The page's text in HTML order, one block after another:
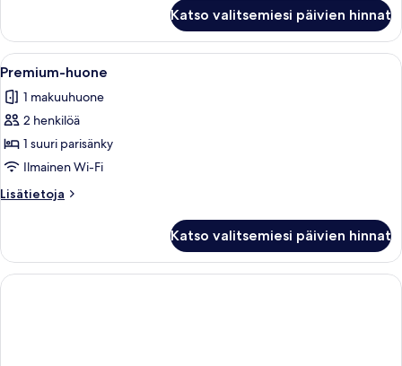
superior-
huone
Katso valitsemiesi päivien hinnat
Avaa
kaikki
huonetyypin
Premium-
huone
kuvat
1
Premium-huone
1 makuuhuone
2 henkilöä
1 suuri parisänky
Ilmainen Wi-Fi
Lisätietoja
Lisätietoja
Katso valitsemiesi päivien hinnat